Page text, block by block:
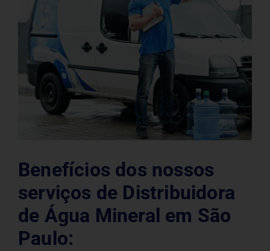
Benefícios dos nossos
serviços de Distribuidora
de Água Mineral em São
Paulo: